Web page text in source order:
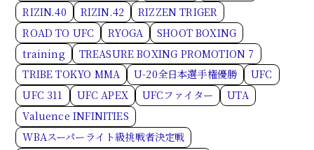
RIZIN.40
RIZIN.42
RIZZEN TRIGER
ROAD TO UFC
RYOGA
SHOOT BOXING
training
TREASURE BOXING PROMOTION 7
TRIBE TOKYO MMA
U-20全日本選手権優勝
UFC
UFC 311
UFC APEX UFCファイター
UTA
Valuence INFINITIES
WBAスーパーライト級挑戦者決定戦